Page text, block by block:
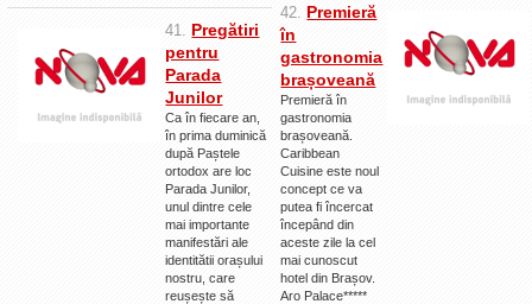
41. Pregătiri
pentru
Parada
Junilor
Ca în fiecare an,
în prima duminică
după Paștele
ortodox are loc
Parada Junilor,
unul dintre cele
mai importante
manifestări ale
identitătii orașului
nostru, care
reușește să
42.Premieră
în
gastronomia
brașoveană
Premieră în
gastronomia
brașoveană.
Caribbean
Cuisine este noul
concept ce va
putea fi încercat
începând din
aceste zile la cel
mai cunoscut
hotel din Brașov.
Aro Palace*****